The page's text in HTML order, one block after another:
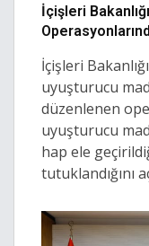
İçişleri
İçişleri
uyuşturucu
düzenlenen
uyuşturucu
hap ele
tutuklandığını